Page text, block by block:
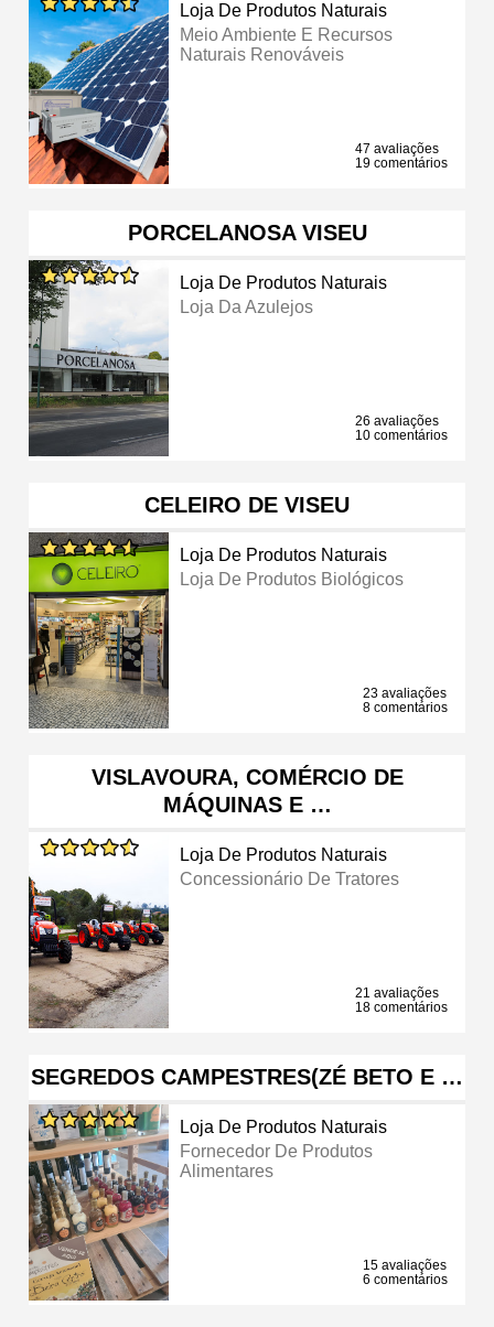
Loja De Produtos Naturais
Meio Ambiente E Recursos
Naturais Renováveis
47 avaliações
19 comentários
PORCELANOSA VISEU
Loja De Produtos Naturais
Loja Da Azulejos
26 avaliações
10 comentários
CELEIRO DE VISEU
Loja De Produtos Naturais
Loja De Produtos Biológicos
23 avaliações
8 comentários
VISLAVOURA, COMÉRCIO DE
MÁQUINAS E …
Loja De Produtos Naturais
Concessionário De Tratores
21 avaliações
18 comentários
SEGREDOS CAMPESTRES(ZÉ BETO E …
Loja De Produtos Naturais
Fornecedor De Produtos
Alimentares
15 avaliações
6 comentários